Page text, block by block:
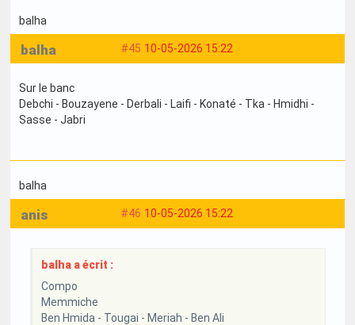
balha
#45 10-05-2026 15:22
balha
Sur le banc
Debchi - Bouzayene - Derbali - Laifi - Konaté - Tka - Hmidhi -
Sasse - Jabri
balha
#46 10-05-2026 15:22
anis
balha a écrit :
Compo
Memmiche
Ben Hmida - Tougai - Meriah - Ben Ali